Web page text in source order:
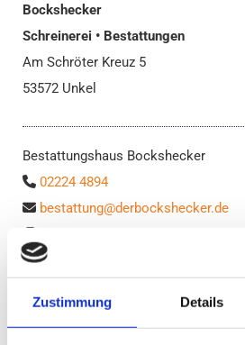
Zustimmung Details
Bockshecker
Schreinerei • Bestattungen
Am Schröter Kreuz 5
53572 Unkel
Bestattungshaus Bockshecker
 02224 4894
 bestattung@derbockshecker.de
Schreinerei Bockshecker GmbH
info@derbockshecker.de